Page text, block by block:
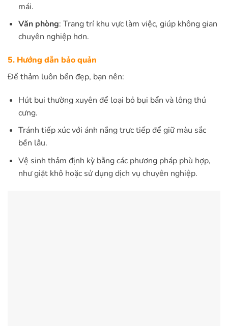
mái.
Văn phòng: Trang trí khu vực làm việc, giúp không gian
chuyên nghiệp hơn.
5. Hướng dẫn bảo quản
Để thảm luôn bền đẹp, bạn nên:
Hút bụi thường xuyên để loại bỏ bụi bẩn và lông thú
cưng.
Tránh tiếp xúc với ánh nắng trực tiếp để giữ màu sắc
bền lâu.
Vệ sinh thảm định kỳ bằng các phương pháp phù hợp,
như giặt khô hoặc sử dụng dịch vụ chuyên nghiệp.